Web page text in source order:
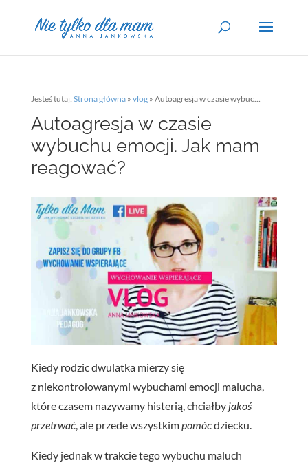
Jesteś tutaj: Strona główna» vlog» Autoagresja w czasie wybuchu emocji. Jak mam reagować?
Autoagresja w czasie
wybuchu emocji. Jak mam
reagować?
Kiedy rodzic dwulatka mierzy się
z niekontrolowanymi wybuchami emocji malucha,
które czasem nazywamy histerią, chciałby jakoś
przetrwać, ale przede wszystkimpomócdziecku.
Kiedy jednak w trakcie tego wybuchu maluch